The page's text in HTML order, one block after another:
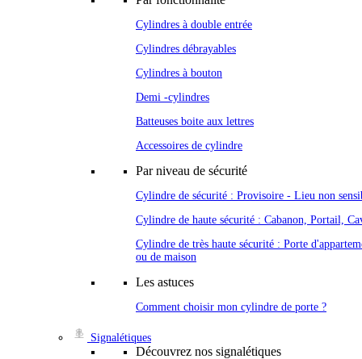
Cylindres à double entrée
Cylindres débrayables
Cylindres à bouton
Demi -cylindres
Batteuses boite aux lettres
Accessoires de cylindre
Par niveau de sécurité
Cylindre de sécurité : Provisoire - Lieu non
Cylindre de haute sécurité : Cabanon, Portail,
Cylindre de très haute sécurité : Porte
ou de maison
Les astuces
Comment choisir mon cylindre de porte ?
Signalétiques
Découvrez nos signalétiques